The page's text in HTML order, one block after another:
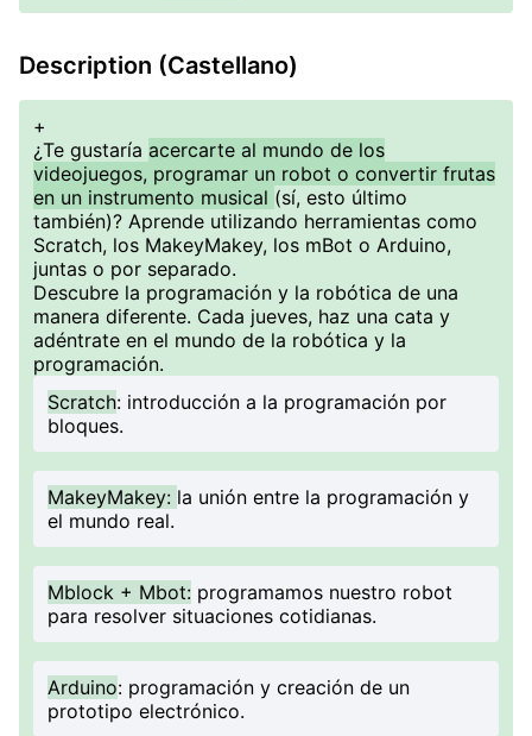
Description (Castellano)
+
¿Te gustaría acercarte al mundo de los
videojuegos, programar un robot o convertir frutas
en un instrumento musical (sí, esto último
también)? Aprende utilizando herramientas como
Scratch, los MakeyMakey, los mBot o Arduino,
juntas o por separado.
Descubre la programación y la robótica de una
manera diferente. Cada jueves, haz una cata y
adéntrate en el mundo de la robótica y la
programación.
Scratch: introducción a la programación por
bloques.
MakeyMakey: la unión entre la programación y
el mundo real.
Mblock + Mbot: programamos nuestro robot
para resolver situaciones cotidianas.
Arduino: programación y creación de un
prototipo electrónico.